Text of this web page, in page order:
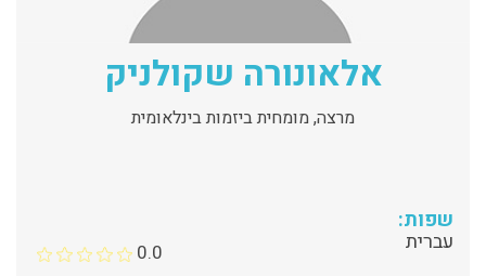
אלאונורה שקולניק
מרצה, מומחית ביזמות בינלאומית
שפות:
עברית 0.0